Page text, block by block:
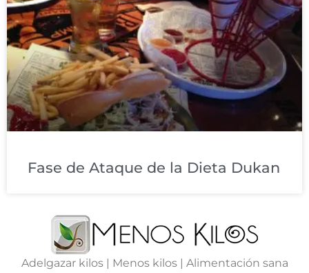
Fase de Ataque de la Dieta Dukan
Adelgazar kilos | Menos kilos | Alimentación sana